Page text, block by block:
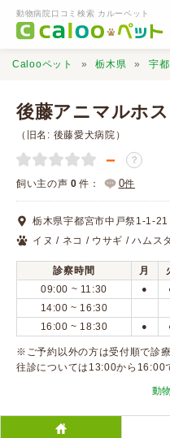
動物病院口コミ検索 カルーペット
動物病院検索
Calooペットとは？
口コミ投稿
Calooペット 栃木県 宇
後藤アニマルホ
（旧名: 後藤愛犬病院）
－ ？
飼い主の声 0 件： 0件
栃木県宇都宮市中戸祭1-1-21
イヌ / ネコ / ウサギ / ハムス
診察時間 月
09:00 ~ 11:30
●
14:00 ~ 16:30
16:00 ~ 18:30 ●
※ご予約以外の方は受付順で診
往診については13:00から16:00
動